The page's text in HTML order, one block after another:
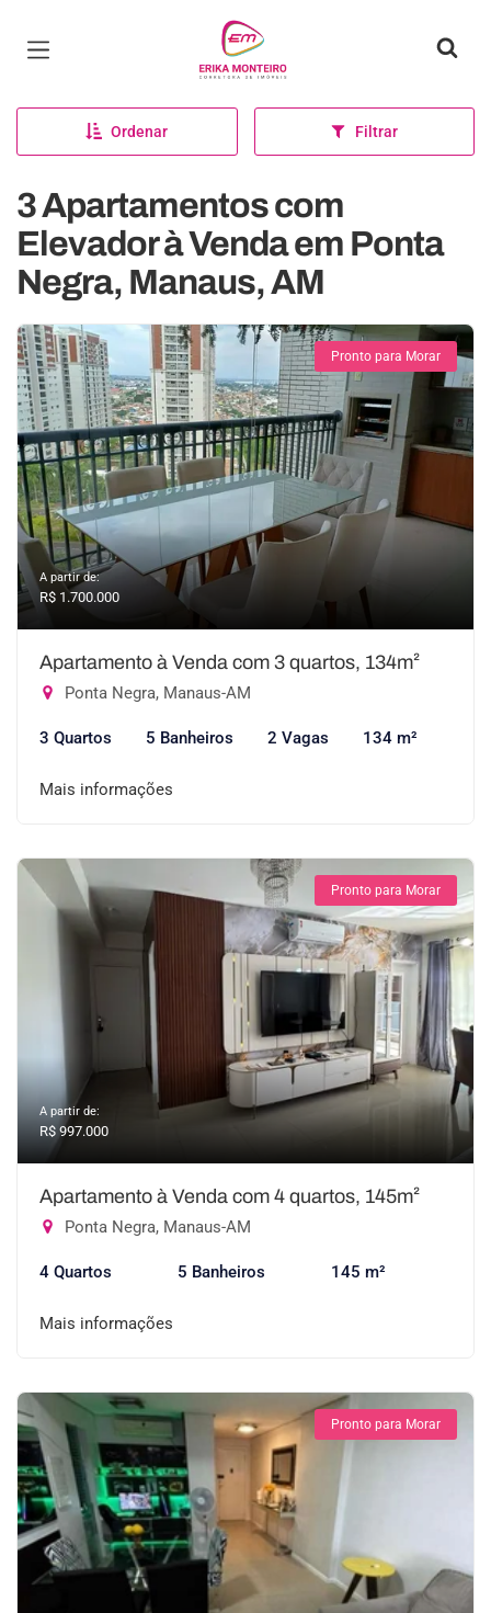
Página inicial
Ordenar Filtrar
3 Apartamentos com
Elevador à Venda em Ponta
Negra, Manaus, AM
Pronto para Morar
A partir de:
R$ 1.700.000
Apartamento à Venda com 3 quartos, 134m²
Ponta Negra, Manaus-AM
3 Quartos 5 Banheiros 2 Vagas 134 m²
Mais informações
Pronto para Morar
A partir de:
R$ 997.000
Apartamento à Venda com 4 quartos, 145m²
Ponta Negra, Manaus-AM
4 Quartos 5 Banheiros 145 m²
Mais informações
Pronto para Morar